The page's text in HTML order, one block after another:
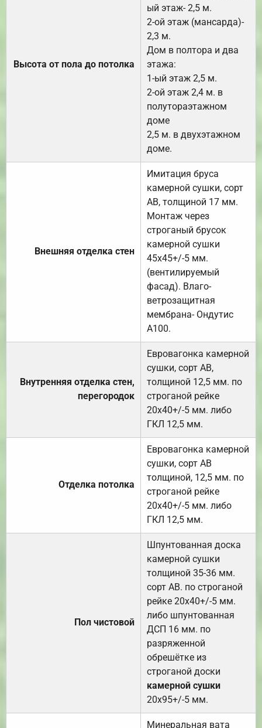
Высота от пола до потолка
ый этаж- 2,5 м.
2-ой этаж (мансарда)-
2,3 м.
Дом в полтора и два
этажа:
1-ый этаж 2,5 м.
2-ой этаж 2,4 м. в
полутораэтажном
доме
2,5 м. в двухэтажном
доме.
Внешняя отделка стен
Имитация бруса
камерной сушки, сорт
АВ, толщиной 17 мм.
Монтаж через
строганый брусок
камерной сушки
45х45+/-5 мм.
(вентилируемый
фасад). Влаго-
ветрозащитная
мембрана- Ондутис
А100.
Внутренняя отделка стен,
перегородок
Евровагонка камерной
сушки, сорт АВ,
толщиной 12,5 мм. по
строганой рейке
20х40+/-5 мм. либо
ГКЛ 12,5 мм.
Отделка потолка
Евровагонка камерной
сушки, сорт АВ
толщиной, 12,5 мм. по
строганой рейке
20х40+/-5 мм. либо
ГКЛ 12,5 мм.
Пол чистовой
Шпунтованная доска
камерной сушки
толщиной 35-36 мм.
сорт АВ. по строганой
рейке 20х40+/-5 мм.
либо шпунтованная
ДСП 16 мм. по
разряженной
обрешётке из
строганой доски
камерной сушки
20х95+/-5 мм.
Минеральная вата